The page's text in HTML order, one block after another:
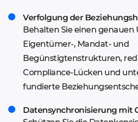
Verfolgung der
Behalten Sie einen genauen
Eigentümer-, Mandat- und
Begünstigtenstrukturen,
Compliance-Lücken und
fundierte
Datensynchronisierung mit